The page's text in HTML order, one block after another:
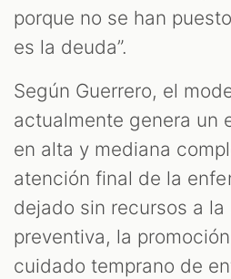
porque no se han
es la deuda”.
Según Guerrero, el
actualmente genera un
en alta y mediana
atención final de la
dejado sin recursos a
preventiva, la
cuidado temprano de